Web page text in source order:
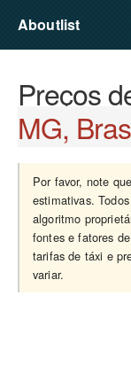
Aboutlist
Preços
MG,
Por favor, note
estimativas.
algoritmo
fontes e fatores
tarifas de táxi e
variar.